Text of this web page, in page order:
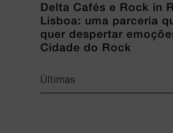
Delta Cafés e Rock in
Lisboa: uma parceria
quer despertar
Cidade do Rock
Últimas